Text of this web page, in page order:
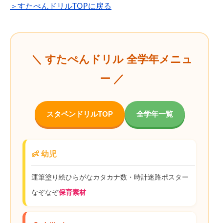
＞すたぺんドリルTOPに戻る
＼ すたぺんドリル 全学年メニュ
ー ／
スタペンドリルTOP 全学年一覧
👶 幼児
運筆塗り絵ひらがなカタカナ数・時計迷路ポスター
なぞなぞ保育素材